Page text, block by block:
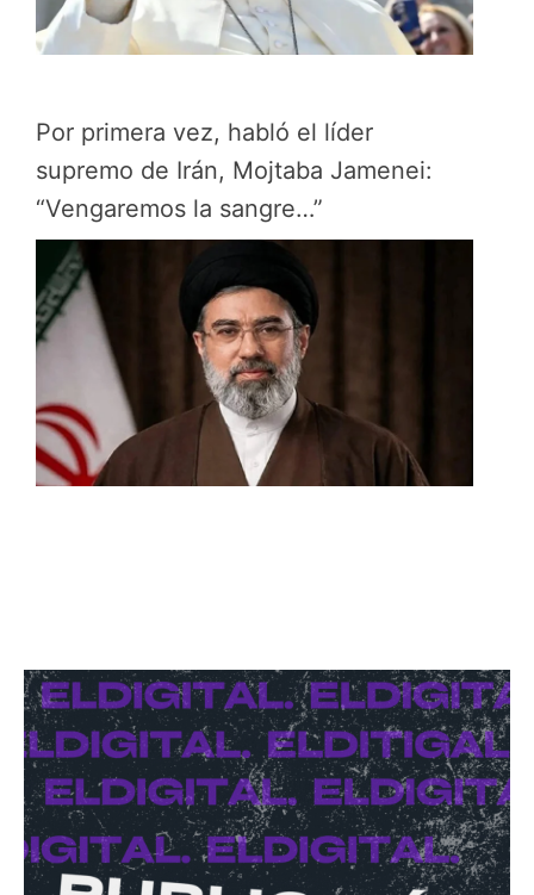
Por primera vez, habló el líder
supremo de Irán, Mojtaba Jamenei:
“Vengaremos la sangre…”